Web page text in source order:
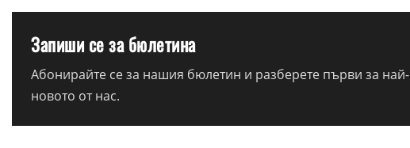
Запиши се за бюлетина
Абонирайте се за нашия бюлетин и разберете първи за най-
новото от нас.